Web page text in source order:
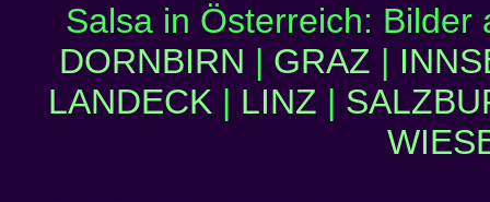
Salsa in Österreich:
DORNBIRN | GRAZ |
LANDECK | LINZ |